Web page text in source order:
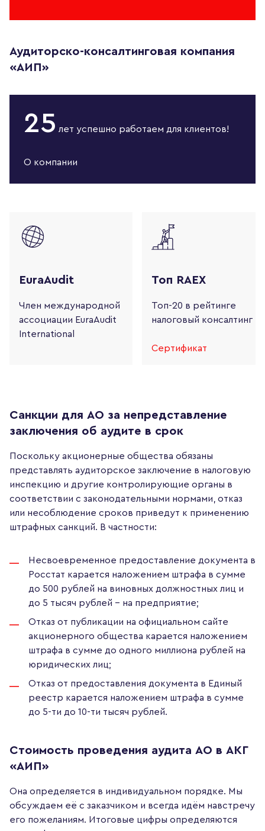
Аудиторско-консалтинговая компания
«АИП»
25 лет успешно работаем для клиентов!
О компании
EuraAudit
Член международной
ассоциации EuraAudit
International
Топ RAEX
Топ-20 в рейтинге
налоговый консалтинг
Сертификат
Санкции для АО за непредставление
заключения об аудите в срок
Поскольку акционерные общества обязаны
представлять аудиторское заключение в налоговую
инспекцию и другие контролирующие органы в
соответствии с законодательными нормами, отказ
или несоблюдение сроков приведут к применению
штрафных санкций. В частности:
Несвоевременное предоставление документа в
Росстат карается наложением штрафа в сумме
до 500 рублей на виновных должностных лиц и
до 5 тысяч рублей – на предприятие;
Отказ от публикации на официальном сайте
акционерного общества карается наложением
штрафа в сумме до одного миллиона рублей на
юридических лиц;
Отказ от предоставления документа в Единый
реестр карается наложением штрафа в сумме
до 5-ти до 10-ти тысяч рублей.
Стоимость проведения аудита АО в АКГ
«АИП»
Она определяется в индивидуальном порядке. Мы
обсуждаем её с заказчиком и всегда идём навстречу
его пожеланиям. Итоговые цифры определяются